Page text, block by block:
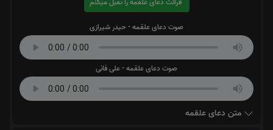
قرائت دعای علقمه را تقبل میکنم
صوت دعای علقمه - حیدر شیرازی
صوت دعای علقمه - علی فانی
متن دعای علقمه